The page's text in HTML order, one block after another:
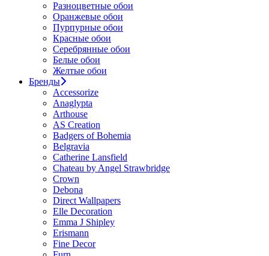
Разноцветные обои
Оранжевые обои
Пурпурные обои
Красные обои
Серебрянные обои
Белые обои
Желтые обои
Бренды
Accessorize
Anaglypta
Arthouse
AS Creation
Badgers of Bohemia
Belgravia
Catherine Lansfield
Chateau by Angel Strawbridge
Crown
Debona
Direct Wallpapers
Elle Decoration
Emma J Shipley
Erismann
Fine Decor